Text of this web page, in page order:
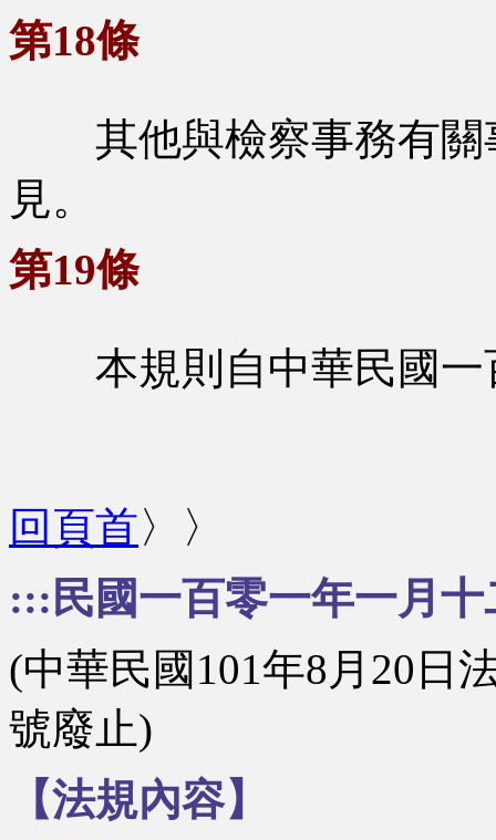
第18條
其他與檢察事務有關
見。
第19條
本規則自中華民國一
回頁首〉〉
:::民國一百零一年一月
(中華民國101年8月20日
號廢止)
【法規內容】